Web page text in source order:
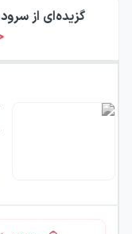
گزیده‌ای از